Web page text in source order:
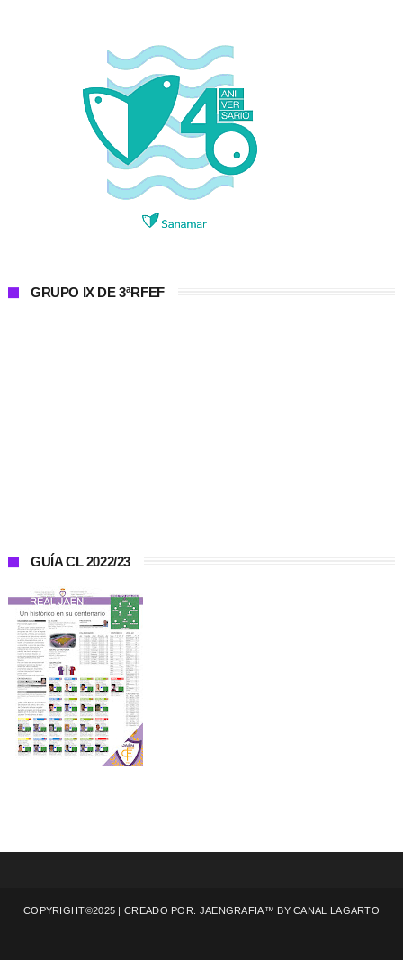
GRUPO IX DE 3ªRFEF
GUÍA CL 2022/23
COPYRIGHT©2025 | CREADO POR. JAENGRAFIA™ BYCANAL LAGARTO